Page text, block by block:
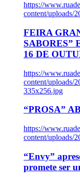
https://
content/uploads/
FEIRA
SABORES”
16 DE
https://
content/uploads/
335x256.jpg
“PROSA”
https://
content/uploads/
“Envy”
promete ser